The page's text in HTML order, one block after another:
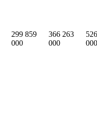
299 859
000
366 263
000
000